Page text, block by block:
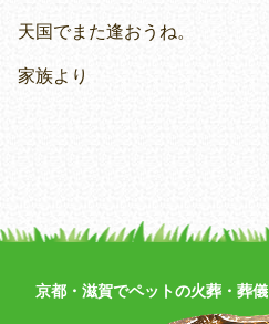
天国でまた逢おうね。
家族より
京都・滋賀でペットの火葬・葬儀